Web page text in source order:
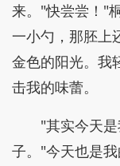
来。"快尝尝！"
一小勺，那胚上
金色的阳光。我
击我的味蕾。
"其实今天
子。"今天也是